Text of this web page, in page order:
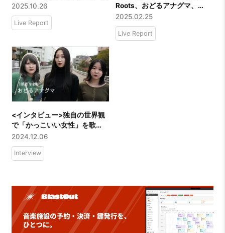
＆フリーライブ「XXI LIVE 〜
Sunday Free Jam〜」＠
SHIBUYA XXI
2025.10.26
Live Report
Roots、おどるアナグマ、
Sunny Miles、それぞれの色
を見せつけた新しい時代たち
『NEW AGE』
2025.02.25
Live Report
<インタビュー>独自の世界観
で「かっこいい女性」を歌
う。3人組ガールズバンド「お
どるアナグマ」
2024.12.06
Interview